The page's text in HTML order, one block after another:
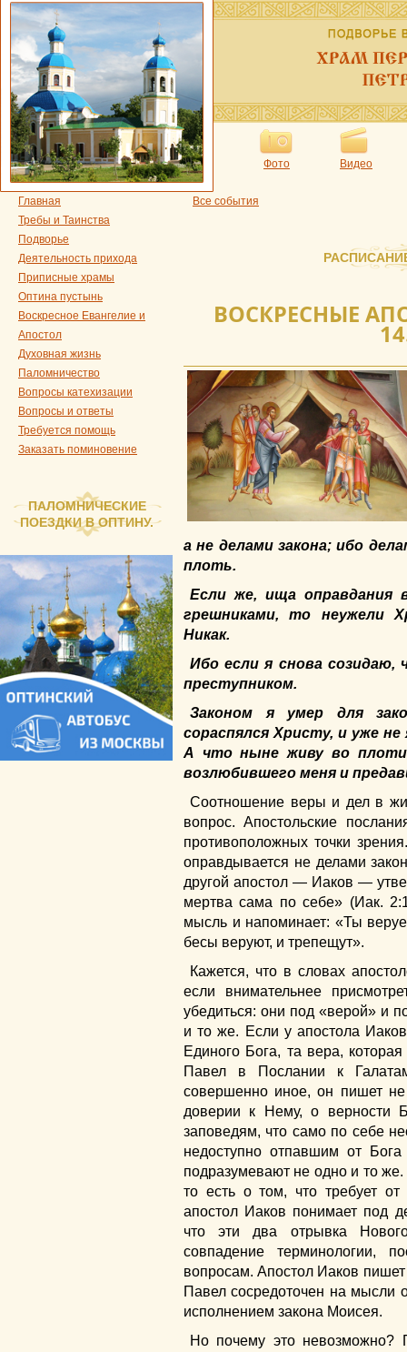
Фото Видео
Главная
Требы и Таинства
Подворье
Деятельность прихода
Приписные храмы
Оптина пустынь
Воскресное Евангелие и
Апостол
Духовная жизнь
Паломничество
Вопросы катехизации
Вопросы и ответы
Требуется помощь
Заказать поминовение
ПАЛОМНИЧЕСКИЕ
ПОЕЗДКИ В ОПТИНУ.
Все события
ВОСКРЕСНЫЕ
а не делами закона; ибо
плоть.
Если же, ища оправдания
грешниками, то неужели
Никак.
Ибо если я снова созидаю,
преступником.
Законом я умер для
сораспялся Христу, и уже
А что ныне живу во
возлюбившего меня и
Соотношение веры и дел в
вопрос. Апостольские
противоположных точки
оправдывается не делами
другой апостол — Иаков —
мертва сама по себе» (Иак.
мысль и напоминает: «Ты
бесы веруют, и трепещут».
Кажется, что в словах
если внимательнее
убедиться: они под «верой» и
и то же. Если у апостола
Единого Бога, та вера,
Павел в Послании к
совершенно иное, он пишет
доверии к Нему, о верности
заповедям, что само по себе
недоступно отпавшим от
подразумевают не одно и то
то есть о том, что требует от
апостол Иаков понимает под
что эти два отрывка
совпадение терминологии,
вопросам. Апостол Иаков
Павел сосредоточен на мысли
исполнением закона Моисея.
Но почему это невозможно?